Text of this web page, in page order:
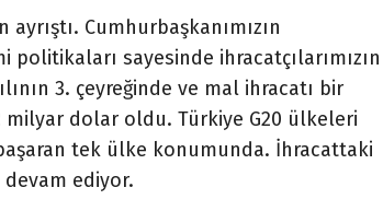
Cumhurbaşkanımızın
sayesinde ihracatçılarımızın
3. çeyreğinde ve mal ihracatı bir
milyar dolar oldu. Türkiye G20 ülkeleri
tek ülke konumunda. İhracattaki
ediyor.